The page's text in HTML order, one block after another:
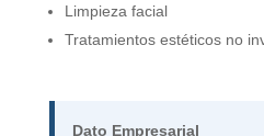
Limpieza facial
Tratamientos estéticos no
Dato Empresarial